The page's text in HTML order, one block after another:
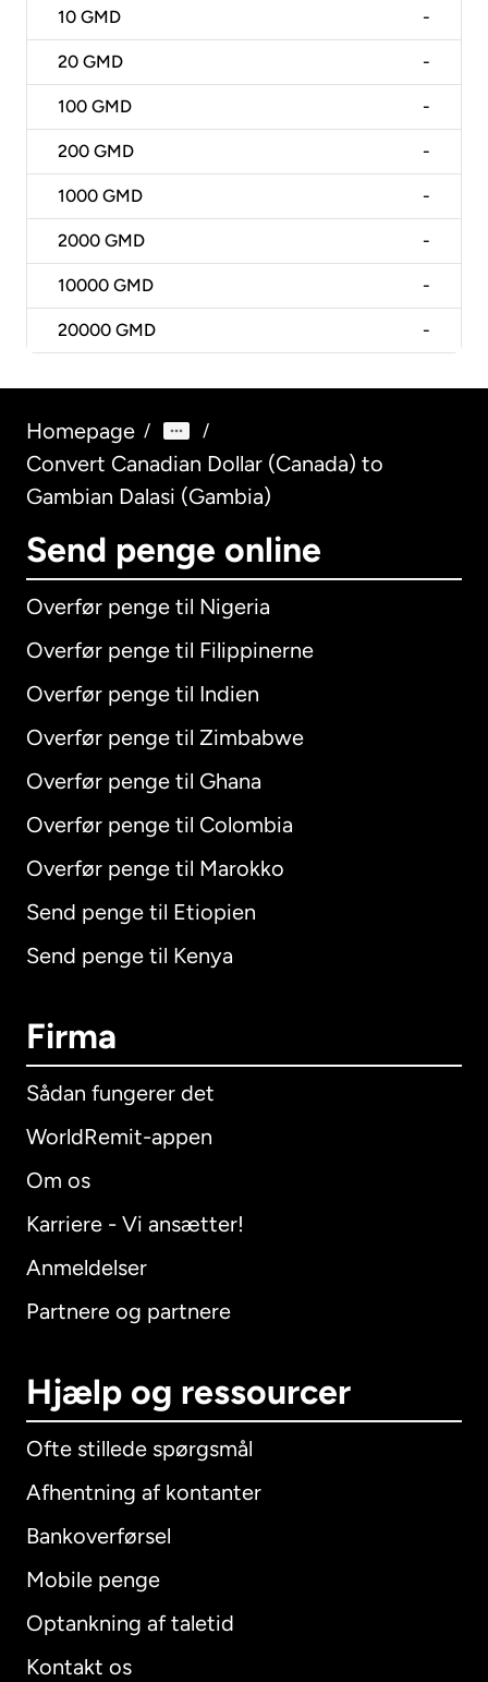
10 GMD -
20 GMD -
100 GMD -
200 GMD -
1000 GMD -
2000 GMD -
10000 GMD -
20000 GMD -
Homepage / /
Convert Canadian Dollar (Canada) to
Gambian Dalasi (Gambia)
Send penge online
Overfør penge til Nigeria
Overfør penge til Filippinerne
Overfør penge til Indien
Overfør penge til Zimbabwe
Overfør penge til Ghana
Overfør penge til Colombia
Overfør penge til Marokko
Send penge til Etiopien
Send penge til Kenya
Firma
Sådan fungerer det
WorldRemit-appen
Om os
Karriere - Vi ansætter!
Anmeldelser
Partnere og partnere
Hjælp og ressourcer
Ofte stillede spørgsmål
Afhentning af kontanter
Bankoverførsel
Mobile penge
Optankning af taletid
Kontakt os